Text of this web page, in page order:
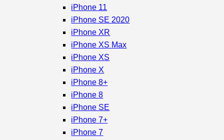
iPhone 11
iPhone SE 2020
iPhone XR
iPhone XS Max
iPhone XS
iPhone X
iPhone 8+
iPhone 8
iPhone SE
iPhone 7+
iPhone 7